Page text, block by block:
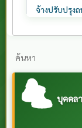
บุคคล